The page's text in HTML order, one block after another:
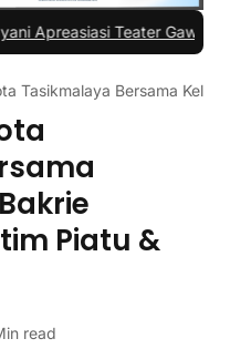
Teater Gawe SMKN 3
Tasikmalaya Bersama
Piatu &
read